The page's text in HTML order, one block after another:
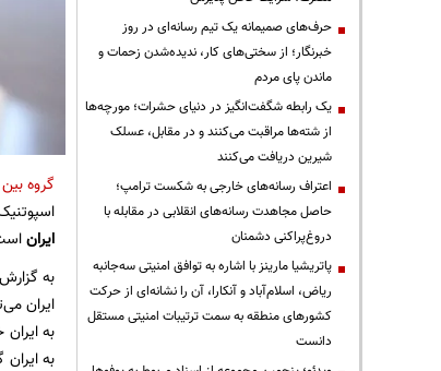
گروه
ایران
به
ایران
به
به
حرف‌های صمیمانه یک تیم رسانه‌ای در روز
خبرنگار؛ از سختی‌های کار، ندیده‌شدن زحمات و
ماندن پای مردم
یک رابطه شگفت‌انگیز در دنیای حشرات؛ مورچه‌ها
از شته‌ها مراقبت می‌کنند و در مقابل، عسلک
شیرین دریافت می‌کنند
اعتراف رسانه‌های خارجی به شکست ترامپ؛
حاصل مجاهدت رسانه‌های انقلابی در مقابله با
دروغ‌پراکنی دشمنان
پاتریشیا مارینز با اشاره به توافق امنیتی سه‌جانبه
ریاض، اسلام‌آباد و آنکارا، آن را نشانه‌ای از حرکت
کشورهای منطقه به سمت ترتیبات امنیتی مستقل
دانست